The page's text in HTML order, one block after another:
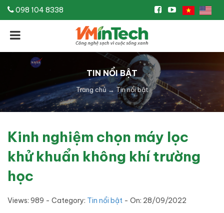
098 104 8338
TIN NỔI BẬT
Trang chủ → Tin nổi bật
Kinh nghiệm chọn máy lọc
khử khuẩn không khí trường
học
Views: 989 - Category: Tin nổi bật - On: 28/09/2022